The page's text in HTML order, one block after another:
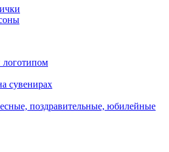
сувенирах
поздравительные, юбилейные